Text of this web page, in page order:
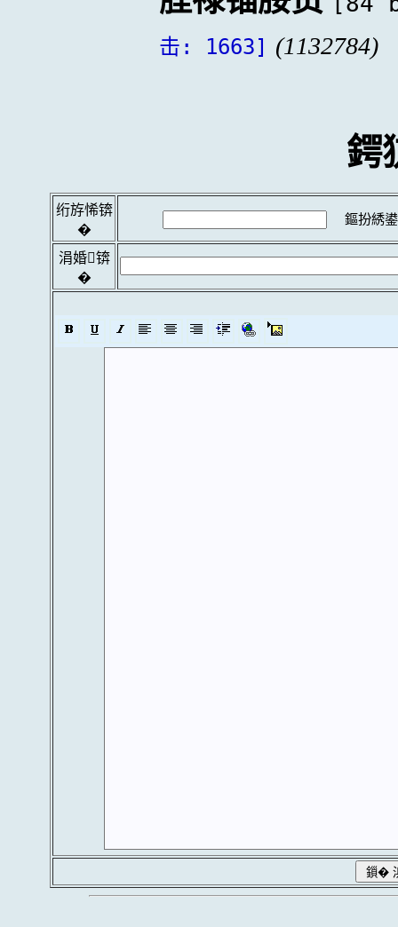
击: 1663] (1132784)
鍔
绗斿悕锛
�
鏂扮綉
涓婚锛
�